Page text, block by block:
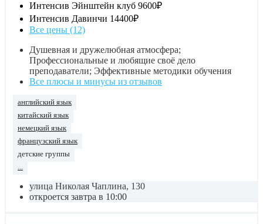
Интенсив Эйнштейн клуб 9600₽
Интенсив Давинчи 14400₽
Все цены (12)
Душевная и дружелюбная атмосфера;
Профессиональные и любящие своё дело
преподаватели; Эффективные методики обучения
Все плюсы и минусы из отзывов
английский язык
китайский язык
немецкий язык
французский язык
детские группы
...
улица Николая Чаплина, 130
откроется завтра в 10:00